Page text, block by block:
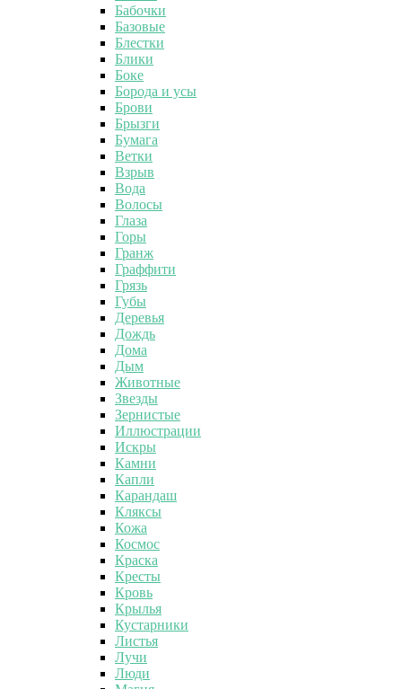
Бабочки
Базовые
Блестки
Блики
Боке
Борода и усы
Брови
Брызги
Бумага
Ветки
Взрыв
Вода
Волосы
Глаза
Горы
Гранж
Граффити
Грязь
Губы
Деревья
Дождь
Дома
Дым
Животные
Звезды
Зернистые
Иллюстрации
Искры
Камни
Капли
Карандаш
Кляксы
Кожа
Космос
Краска
Кресты
Кровь
Крылья
Кустарники
Листья
Лучи
Люди